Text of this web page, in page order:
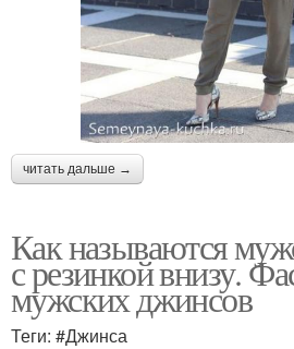
читать дальше →
Как называются
с резинкой внизу.
мужских джинсов
Теги: #Джинса